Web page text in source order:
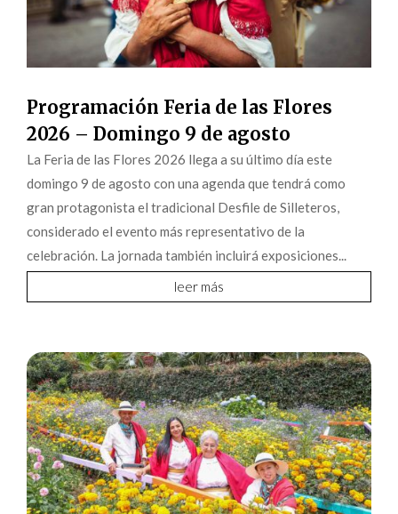
Programación Feria de las Flores
2026 – Domingo 9 de agosto
La Feria de las Flores 2026 llega a su último día este
domingo 9 de agosto con una agenda que tendrá como
gran protagonista el tradicional Desfile de Silleteros,
considerado el evento más representativo de la
celebración. La jornada también incluirá exposiciones...
leer más